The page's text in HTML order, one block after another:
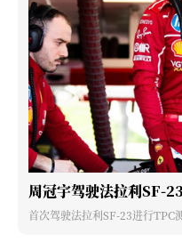
周冠宇驾驶法拉利SF-
首次驾驶法拉利SF-23进行TPC